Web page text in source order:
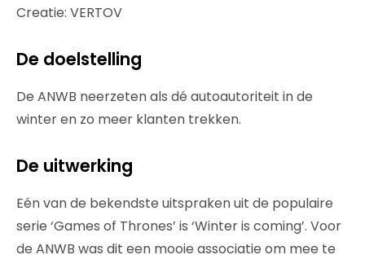
Creatie: VERTOV
De doelstelling
De ANWB neerzeten als dé autoautoriteit in de
winter en zo meer klanten trekken.
De uitwerking
Eén van de bekendste uitspraken uit de populaire
serie ‘Games of Thrones’ is ‘Winter is coming’. Voor
de ANWB was dit een mooie associatie om mee te